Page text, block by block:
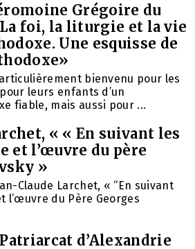
Grégoire du
foi, la liturgie et la vie
Une esquisse de
bienvenu pour les
leurs enfants d’un
fiable, mais aussi pour ...
« « En suivant les
et l’œuvre du père
»
Claude Larchet, « “En suivant
l’œuvre du Père Georges
d’Alexandrie